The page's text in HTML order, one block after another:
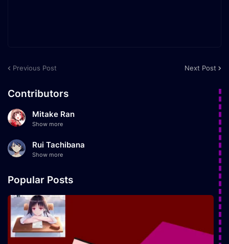
Previous Post Next Post
Contributors
Mitake Ran
Show more
Rui Tachibana
Show more
Popular Posts